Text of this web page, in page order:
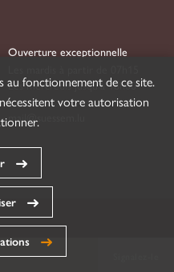
Ouverture exceptionnelle
Les mercredis jusqu'à 18h00
mail@suessem.lu
au fonctionnement de ce site.
votre autorisation